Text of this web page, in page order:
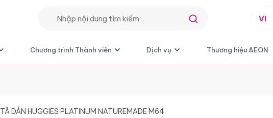
VI
Chương trình Thành viên Dịch vụ Thương hiệu AEON
TÃ DÁN HUGGIES PLATINUM NATUREMADE M64